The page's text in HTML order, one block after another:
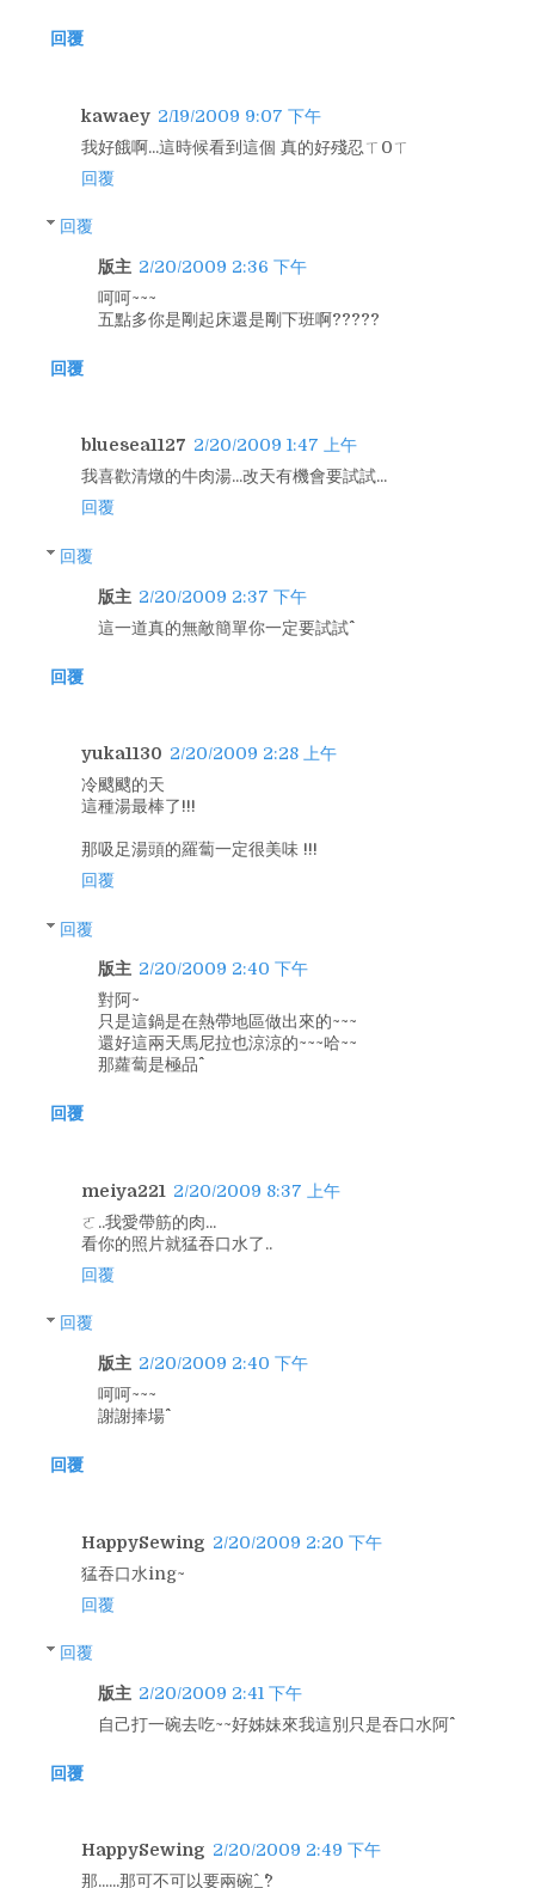
回覆
kawaey 2/19/2009 9:07 下午
我好餓啊...這時候看到這個 真的好殘忍ㄒ0ㄒ
回覆
回覆
版主 2/20/2009 2:36 下午
呵呵~~~
五點多你是剛起床還是剛下班啊?????
回覆
bluesea1127 2/20/2009 1:47 上午
我喜歡清燉的牛肉湯...改天有機會要試試...
回覆
回覆
版主 2/20/2009 2:37 下午
這一道真的無敵簡單你一定要試試^^
回覆
yuka1130 2/20/2009 2:28 上午
冷颼颼的天
這種湯最棒了!!!
那吸足湯頭的羅蔔一定很美味 !!!
回覆
回覆
版主 2/20/2009 2:40 下午
對阿~
只是這鍋是在熱帶地區做出來的~~~
還好這兩天馬尼拉也涼涼的~~~哈~~
那蘿蔔是極品^^
回覆
meiya221 2/20/2009 8:37 上午
ㄛ..我愛帶筋的肉...
看你的照片就猛吞口水了..
回覆
回覆
版主 2/20/2009 2:40 下午
呵呵~~~
謝謝捧場^^
回覆
HappySewing 2/20/2009 2:20 下午
猛吞口水ing~
回覆
回覆
版主 2/20/2009 2:41 下午
自己打一碗去吃~~好姊妹來我這別只是吞口水阿^^
回覆
HappySewing 2/20/2009 2:49 下午
那......那可不可以要兩碗^_^?